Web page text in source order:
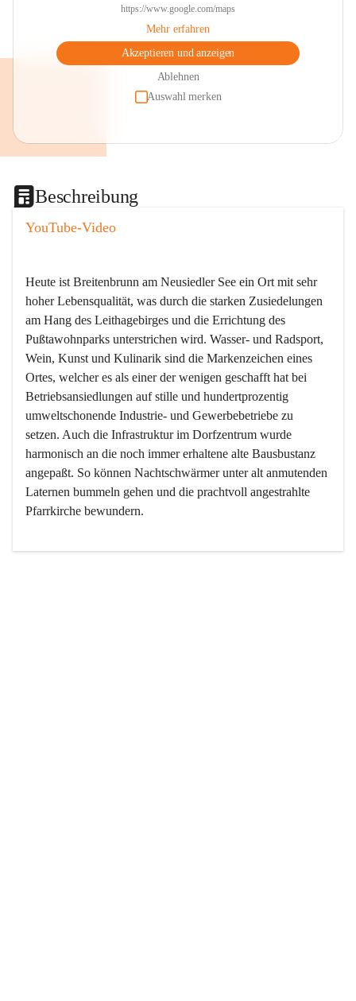
https://www.google.com/maps
Mehr erfahren
Akzeptieren und anzeigen
Ablehnen
Auswahl merken
Beschreibung
YouTube-Video
Heute ist Breitenbrunn am Neusiedler See ein Ort mit sehr
hoher Lebensqualität, was durch die starken Zusiedelungen
am Hang des Leithagebirges und die Errichtung des
Pußtawohnparks unterstrichen wird. Wasser- und Radsport,
Wein, Kunst und Kulinarik sind die Markenzeichen eines
Ortes, welcher es als einer der wenigen geschafft hat bei
Betriebsansiedlungen auf stille und hundertprozentig
umweltschonende Industrie- und Gewerbebetriebe zu
setzen. Auch die Infrastruktur im Dorfzentrum wurde
harmonisch an die noch immer erhaltene alte Bausbustanz
angepaßt. So können Nachtschwärmer unter alt anmutenden
Laternen bummeln gehen und die prachtvoll angestrahlte
Pfarrkirche bewundern.
Der Weinbau dominert heute nicht mehr, ist aber integrativer